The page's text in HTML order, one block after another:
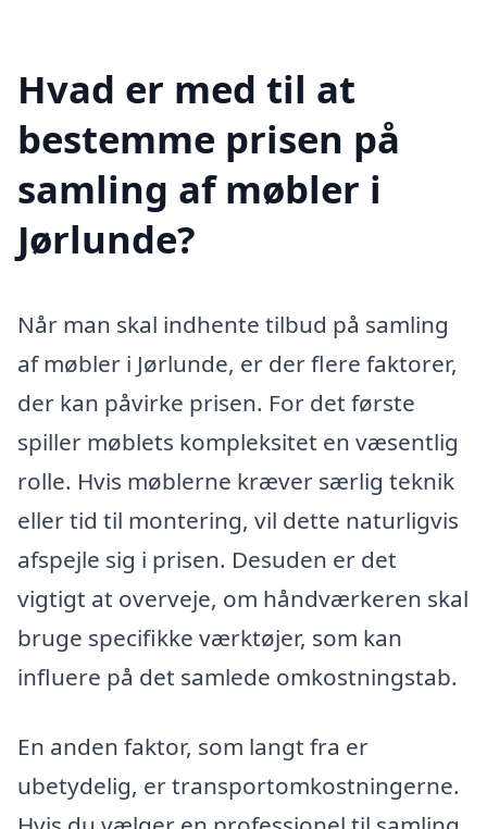
Hvad er med til at
bestemme prisen på
samling af møbler i
Jørlunde?
Når man skal indhente tilbud på samling
af møbler i Jørlunde, er der flere faktorer,
der kan påvirke prisen. For det første
spiller møblets kompleksitet en væsentlig
rolle. Hvis møblerne kræver særlig teknik
eller tid til montering, vil dette naturligvis
afspejle sig i prisen. Desuden er det
vigtigt at overveje, om håndværkeren skal
bruge specifikke værktøjer, som kan
influere på det samlede omkostningstab.
En anden faktor, som langt fra er
ubetydelig, er transportomkostningerne.